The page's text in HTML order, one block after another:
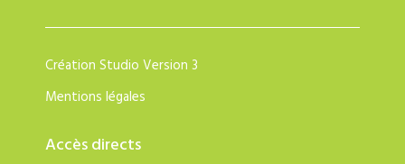
Création Studio Version 3
Mentions légales
Accès directs